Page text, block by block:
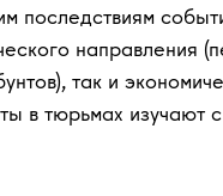
последствиям
направления
так и
в тюрьмах изучают